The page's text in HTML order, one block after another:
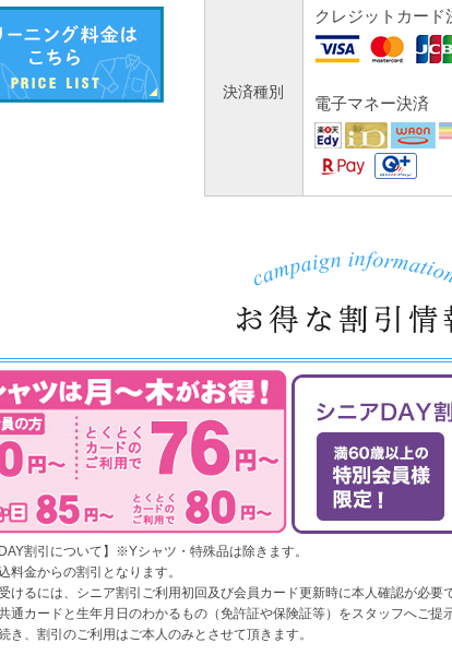
決済種別
クレジットカード
電子マネー決済
DAY割引について】※Yシャツ・特殊品は除きます。
料金からの割引となります。
けるには、シニア割引ご利用初回及び会員カード更新時に本人確認が必要
通カードと生年月日のわかるもの（免許証や保険証等）をスタッフへご提
き、割引のご利用はご本人のみとさせて頂きます。